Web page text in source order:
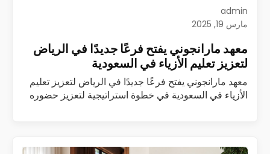
admin
مارس 19, 2025
معهد مارانجوني يفتح فرعًا جديدًا في الرياض
لتعزيز تعليم الأزياء في السعودية
معهد مارانجوني يفتح فرعًا جديدًا في الرياض لتعزيز تعليم
الأزياء في السعودية في خطوة استراتيجية لتعزيز حضوره